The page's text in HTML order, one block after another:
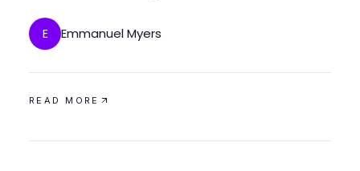
E Emmanuel Myers
READ MORE